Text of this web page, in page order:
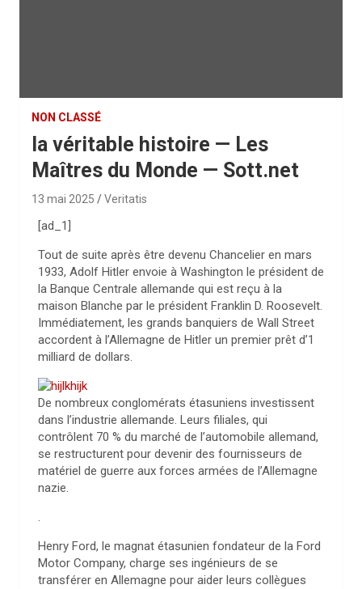
NON CLASSÉ
la véritable histoire — Les
Maîtres du Monde — Sott.net
13 mai 2025 Veritatis
[ad_1]
Tout de suite après être devenu Chancelier en mars
1933, Adolf Hitler envoie à Washington le président de
la Banque Centrale allemande qui est reçu à la
maison Blanche par le président Franklin D. Roosevelt.
Immédiatement, les grands banquiers de Wall Street
accordent à l’Allemagne de Hitler un premier prêt d’1
milliard de dollars.
De nombreux conglomérats étasuniens investissent
dans l’industrie allemande. Leurs filiales, qui
contrôlent 70 % du marché de l’automobile allemand,
se restructurent pour devenir des fournisseurs de
matériel de guerre aux forces armées de l’Allemagne
nazie.
.
Henry Ford, le magnat étasunien fondateur de la Ford
Motor Company, charge ses ingénieurs de se
transférer en Allemagne pour aider leurs collègues